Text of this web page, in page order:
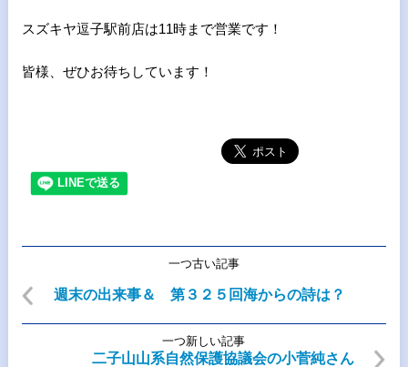
スズキヤ逗子駅前店は11時まで営業です！
皆様、ぜひお待ちしています！
一つ古い記事
週末の出来事＆ 第３２５回海からの詩は？
一つ新しい記事
二子山山系自然保護協議会の小菅純さん